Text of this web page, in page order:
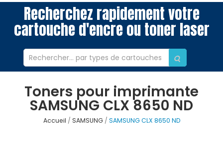
Recherchez rapidement votre
cartouche d'encre ou toner laser
Toners pour imprimante
SAMSUNG CLX 8650 ND
Accueil SAMSUNG SAMSUNG CLX 8650 ND